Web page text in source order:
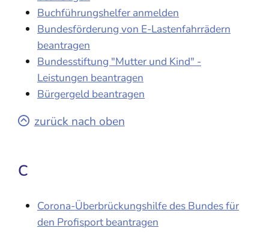
Buchführungshelfer anmelden
Bundesförderung von E-Lastenfahrrädern
beantragen
Bundesstiftung "Mutter und Kind" -
Leistungen beantragen
Bürgergeld beantragen
zurück nach oben
C
Corona-Überbrückungshilfe des Bundes für
den Profisport beantragen